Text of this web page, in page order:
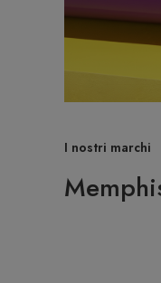
I nostri marchi